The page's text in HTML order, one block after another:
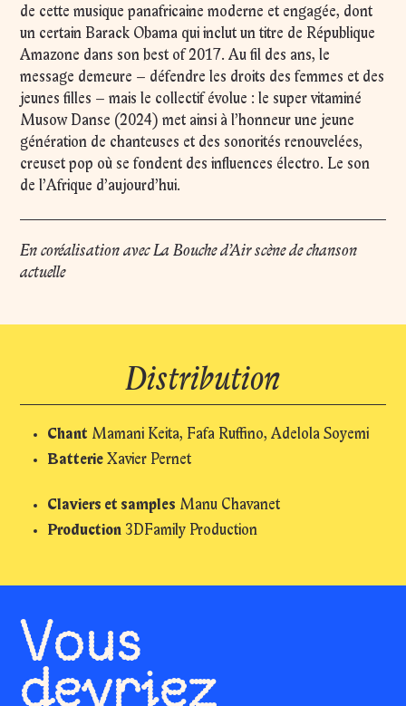
de cette musique panafricaine moderne et engagée, dont
un certain Barack Obama qui inclut un titre de République
Amazone dans son best of 2017. Au fil des ans, le
message demeure – défendre les droits des femmes et des
jeunes filles – mais le collectif évolue : le super vitaminé
Musow Danse (2024) met ainsi à l’honneur une jeune
génération de chanteuses et des sonorités renouvelées,
creuset pop où se fondent des influences électro. Le son
de l’Afrique d’aujourd’hui.
En coréalisation avec La Bouche d’Air scène de chanson
actuelle
Distribution
Chant Mamani Keita, Fafa Ruffino, Adelola Soyemi
Batterie Xavier Pernet
Claviers et samples Manu Chavanet
Production 3DFamily Production
Vous
devriez